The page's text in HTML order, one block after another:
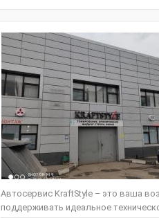
Автосервис KraftStyle – это ваша
поддерживать идеальное